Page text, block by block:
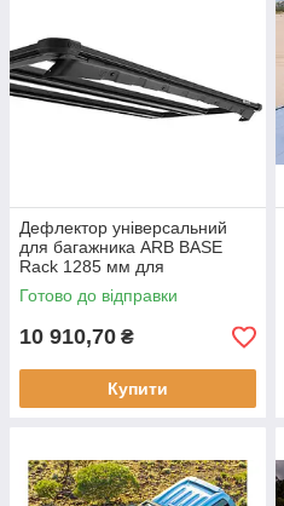
Дефлектор універсальний
для багажника ARB BASE
Rack 1285 мм для
1770020/30/40
Готово до відправки
10 910,70 ₴
Купити